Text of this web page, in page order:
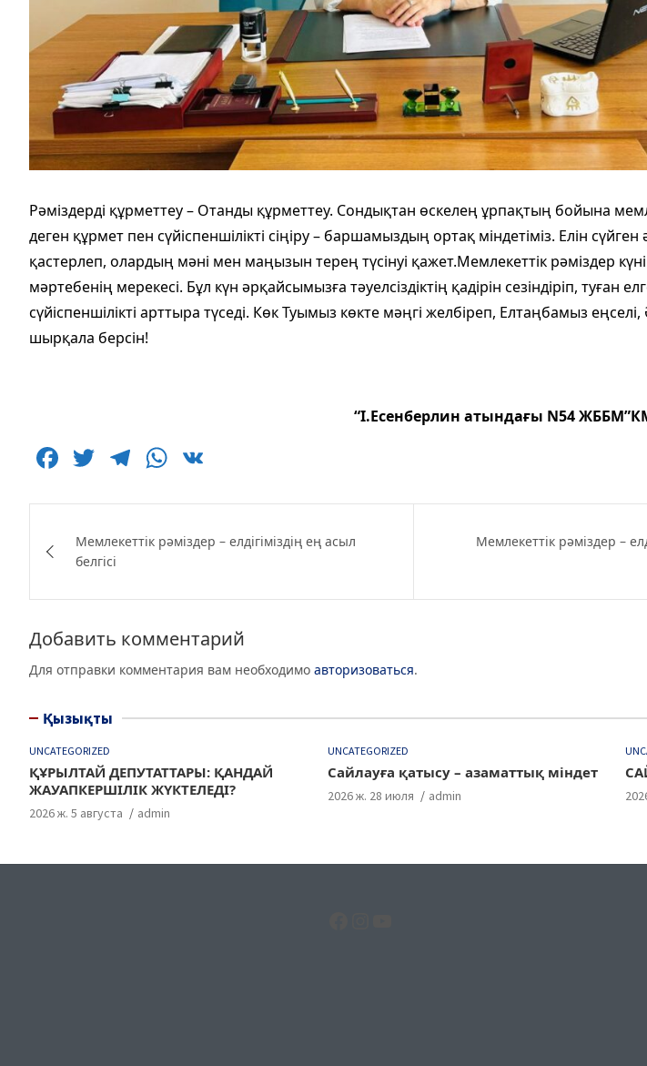
Рәміздерді құрметтеу – Отанды құрметтеу. Сондықтан өскелең ұрпақтың бойына
деген құрмет пен сүйіспеншілікті сіңіру – баршамыздың ортақ міндетіміз. Елін сүйген
қастерлеп, олардың мәні мен маңызын терең түсінуі қажет.Мемлекеттік рәміздер
мәртебенің мерекесі. Бұл күн әрқайсымызға тәуелсіздіктің қадірін сезіндіріп, туған
сүйіспеншілікті арттыра түседі. Көк Туымыз көкте мәңгі желбіреп, Елтаңбамыз
шырқала берсін!
“І.Есенберлин атындағы N54
F
c
e
b
o
o
k
T
itt
er
T
e
g
m
W
at
s
p
p
по
записям
Мемлекеттік рәміздер – елдігіміздің ең асыл
белгісі
Мемлекеттік рәміздер –
Добавить комментарий
Для отправки комментария вам необходимо авторизоваться.
Қызықты
UNCATEGORIZED
ҚҰРЫЛТАЙ ДЕПУТАТТАРЫ: ҚАНДАЙ
ЖАУАПКЕРШІЛІК ЖҮКТЕЛЕДІ?
2026 ж. 5 августа admin
UNCATEGORIZED
Сайлауға қатысу – азаматтық міндет
2026 ж. 28 июля admin